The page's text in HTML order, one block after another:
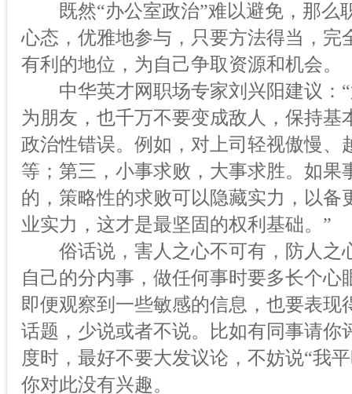
既然“办公室政治”难以避免，那么
心态，优雅地参与，只要方法得当，
有利的地位，为自己争取资源和机会。
中华英才网职场专家刘兴阳建议：“
为朋友，也千万不要变成敌人，保持
政治性错误。例如，对上司轻视傲慢
等；第三，小事求败，大事求胜。如
的，策略性的求败可以隐藏实力，以
业实力，这才是最坚固的权利基础。”
俗话说，害人之心不可有，防人之
自己的分内事，做任何事时要多长个
即便观察到一些敏感的信息，也要表
话题，少说或者不说。比如有同事请
度时，最好不要大发议论，不妨说“我
你对此没有兴趣。